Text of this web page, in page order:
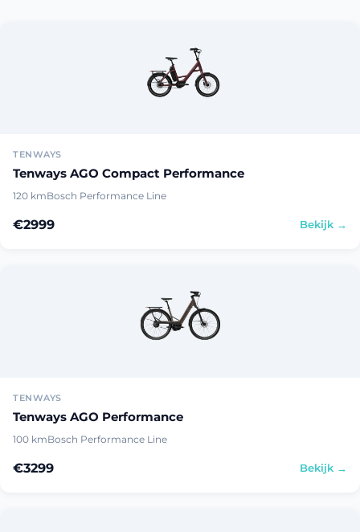
TENWAYS
Tenways AGO Compact Performance
120 kmBosch Performance Line
€2999 Bekijk →
TENWAYS
Tenways AGO Performance
100 kmBosch Performance Line
€3299 Bekijk →